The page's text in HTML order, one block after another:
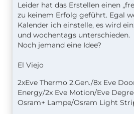
Leider hat das Erstellen einen
zu keinem Erfolg geführt. Egal
Kalender ich einstelle, es wird
und wochentags unterschieden.
Noch jemand eine Idee?
El Viejo
2xEve Thermo 2.Gen./8x Eve
Energy/2x Eve Motion/Eve
Osram+ Lampe/Osram Light